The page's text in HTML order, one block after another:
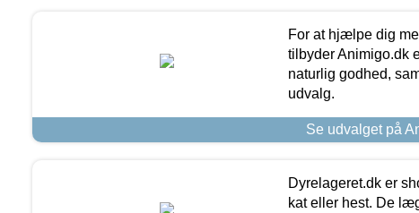
For at hjælpe dig
tilbyder Animigo.dk
naturlig godhed,
udvalg.
Se udvalget på
Dyrelageret.dk er
kat eller hest. De